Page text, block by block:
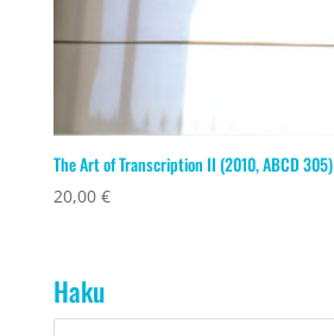
The Art of Transcription II (2010, ABCD 305)
20,00 €
Haku